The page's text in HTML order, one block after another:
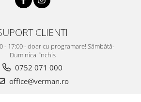
CLIENTI
- 17:00 - doar cu programare! Sâmbătă-
Duminica: închis
0752 071 000
office@verman.ro